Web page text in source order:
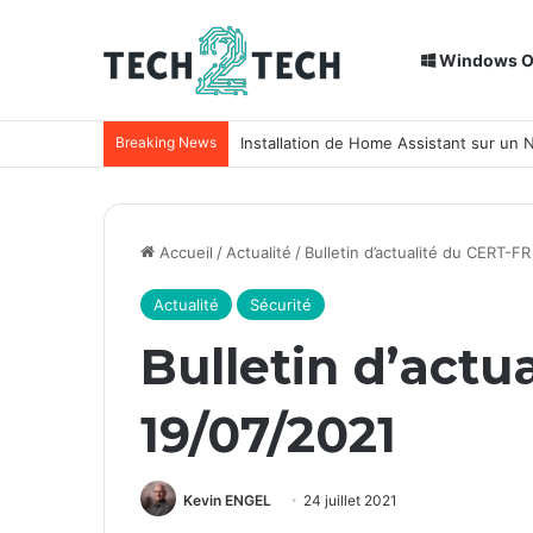
Windows
Breaking News Installation de Home Assistant sur un
Accueil / Actualité / Bulletin d’actualité du CERT-
Actualité Sécurité
Bulletin
19/07/2021
Kevin ENGEL 24 juillet 2021